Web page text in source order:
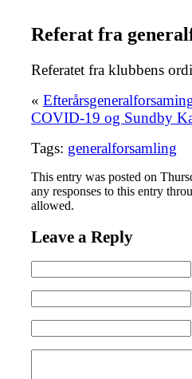
Referat fra
Referatet fra klubbens
«
COVID-19 og Sundby
Tags: generalforsamling
This entry was posted on
any responses to this entry
allowed.
Leave a Reply